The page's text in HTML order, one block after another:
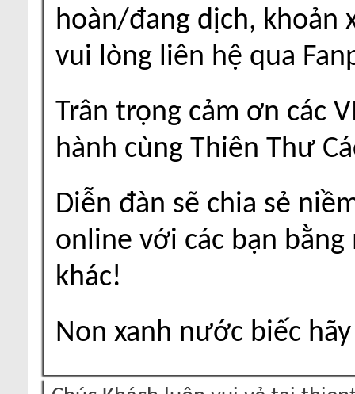
hoàn/đang dịch, khoản
vui lòng liên hệ qua
Trân trọng cảm ơn các
hành cùng Thiên Thư
Diễn đàn sẽ chia sẻ
online với các bạn
khác!
Non xanh nước biếc